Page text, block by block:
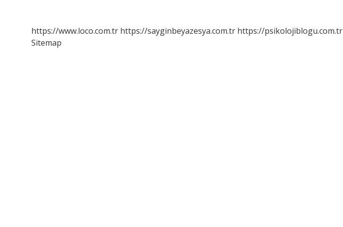
https://www.loco.com.tr https://sayginbeyazesya.com.tr https://psikolojiblogu.com.tr
Sitemap